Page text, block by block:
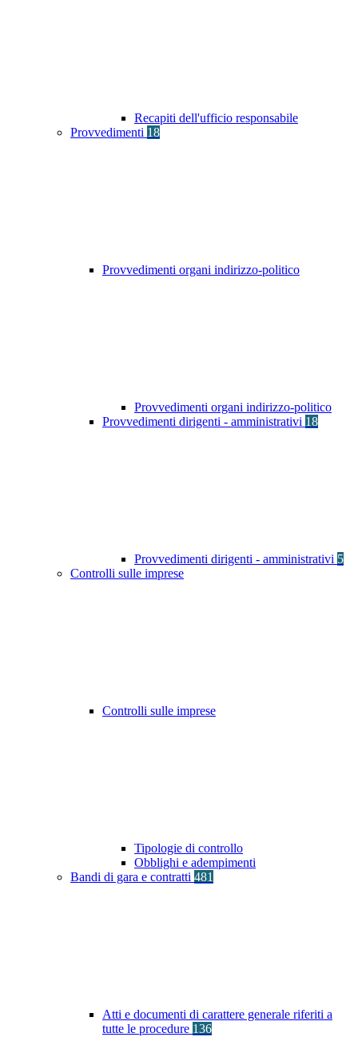
Recapiti dell'ufficio responsabile
Provvedimenti 18
Provvedimenti organi indirizzo-politico
Provvedimenti organi indirizzo-politico
Provvedimenti dirigenti - amministrativi 18
Provvedimenti dirigenti - amministrativi 5
Controlli sulle imprese
Controlli sulle imprese
Tipologie di controllo
Obblighi e adempimenti
Bandi di gara e contratti 481
Atti e documenti di carattere generale riferiti a
tutte le procedure 136